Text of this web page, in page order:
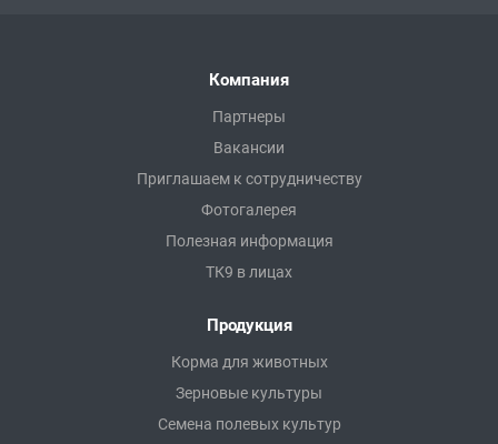
Компания
Партнеры
Вакансии
Приглашаем к сотрудничеству
Фотогалерея
Полезная информация
ТК9 в лицах
Продукция
Корма для животных
Зерновые культуры
Семена полевых культур